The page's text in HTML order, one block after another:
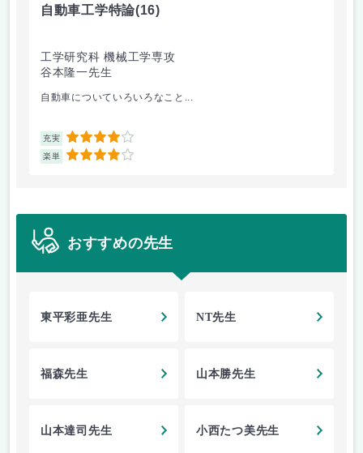
自動車工学特論(16)
工学研究科 機械工学専攻
谷本隆一先生
自動車についていろいろなこと...
充実 4
楽単 4
おすすめの先生
東平彩亜先生 NT先生
福森先生 山本勝先生
山本達司先生 小西たつ美先生